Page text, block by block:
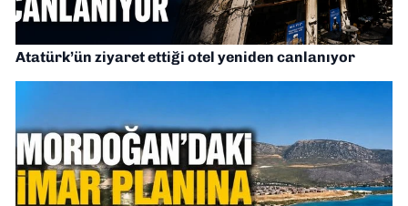
Atatürk’ün ziyaret ettiği otel yeniden canlanıyor